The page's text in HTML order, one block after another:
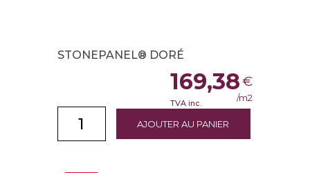
STONEPANEL® DORÉ
AJOUTER AU PANIER
169,38€
TVA inc. /m2